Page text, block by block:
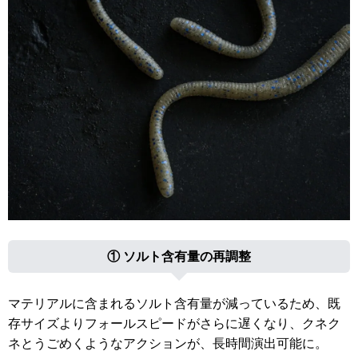
① ソルト含有量の再調整
マテリアルに含まれるソルト含有量が減っているため、既
存サイズよりフォールスピードがさらに遅くなり、クネク
ネとうごめくようなアクションが、長時間演出可能に。